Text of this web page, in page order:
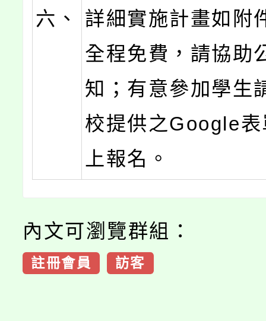
六、
詳細實施計畫如附
全程免費，請協助
知；有意參加學生
校提供之Google
上報名。
內文可瀏覽群組：
註冊會員 訪客